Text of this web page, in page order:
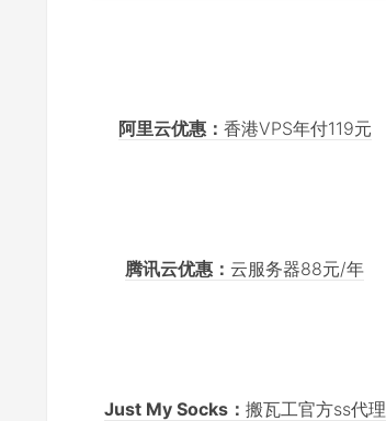
阿里云优惠： 香港VPS年付119元
腾讯云优惠： 云服务器88元/年
Just My Socks： 搬瓦工官方ss代理